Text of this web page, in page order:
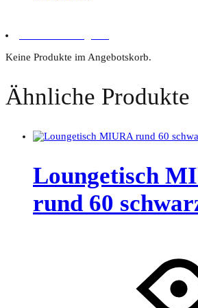
Keine Produkte im Angebotskorb.
Ähnliche Produkte
Loungetisch
rund 60